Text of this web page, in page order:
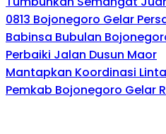
0813 Bojonegoro Gelar
Babinsa Bubulan
Perbaiki Jalan Dusun Maor
Mantapkan Koordinasi
Pemkab Bojonegoro Gelar